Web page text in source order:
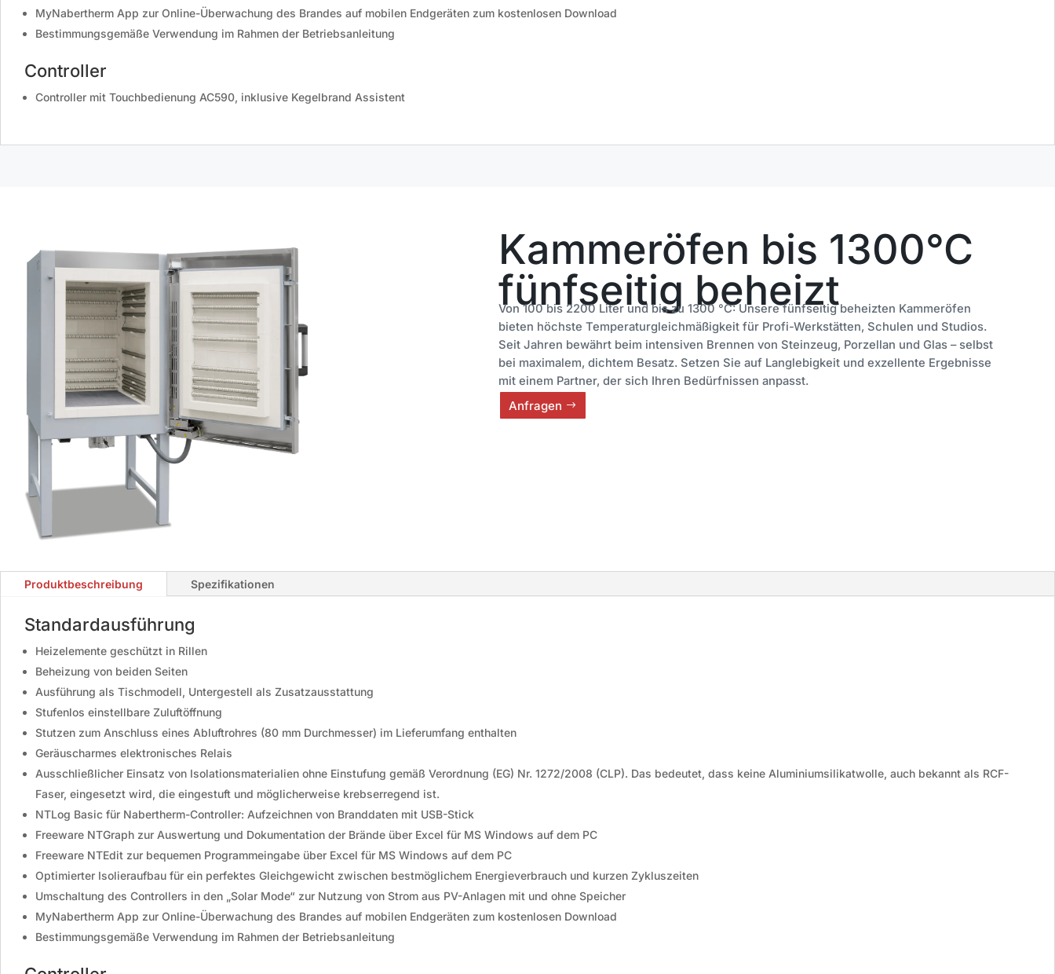
MyNabertherm App zur Online-Überwachung des Brandes auf mobilen Endgeräten zum kostenlosen Download
Bestimmungsgemäße Verwendung im Rahmen der Betriebsanleitung
Controller
Controller mit Touchbedienung AC590, inklusive Kegelbrand Assistent
Kammeröfen bis 1300°C
fünfseitig beheizt
Von 100 bis 2200 Liter und bis zu 1300 °C: Unsere fünfseitig beheizten Kammeröfen
bieten höchste Temperaturgleichmäßigkeit für Profi-Werkstätten, Schulen und Studios.
Seit Jahren bewährt beim intensiven Brennen von Steinzeug, Porzellan und Glas – selbst
bei maximalem, dichtem Besatz. Setzen Sie auf Langlebigkeit und exzellente Ergebnisse
mit einem Partner, der sich Ihren Bedürfnissen anpasst.
Anfragen
Produktbeschreibung Spezifikationen
Standardausführung
Heizelemente geschützt in Rillen
Beheizung von beiden Seiten
Ausführung als Tischmodell, Untergestell als Zusatzausstattung
Stufenlos einstellbare Zuluftöffnung
Stutzen zum Anschluss eines Abluftrohres (80 mm Durchmesser) im Lieferumfang enthalten
Geräuscharmes elektronisches Relais
Ausschließlicher Einsatz von Isolationsmaterialien ohne Einstufung gemäß Verordnung (EG) Nr. 1272/2008 (CLP). Das bedeutet, dass keine Aluminiumsilikatwolle, auch bekannt als RCF-
Faser, eingesetzt wird, die eingestuft und möglicherweise krebserregend ist.
NTLog Basic für Nabertherm-Controller: Aufzeichnen von Branddaten mit USB-Stick
Freeware NTGraph zur Auswertung und Dokumentation der Brände über Excel für MS Windows auf dem PC
Freeware NTEdit zur bequemen Programmeingabe über Excel für MS Windows auf dem PC
Optimierter Isolieraufbau für ein perfektes Gleichgewicht zwischen bestmöglichem Energieverbrauch und kurzen Zykluszeiten
Umschaltung des Controllers in den „Solar Mode“ zur Nutzung von Strom aus PV-Anlagen mit und ohne Speicher
MyNabertherm App zur Online-Überwachung des Brandes auf mobilen Endgeräten zum kostenlosen Download
Bestimmungsgemäße Verwendung im Rahmen der Betriebsanleitung